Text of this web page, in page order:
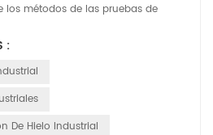
los métodos de las pruebas de
:
De Hielo Industrial